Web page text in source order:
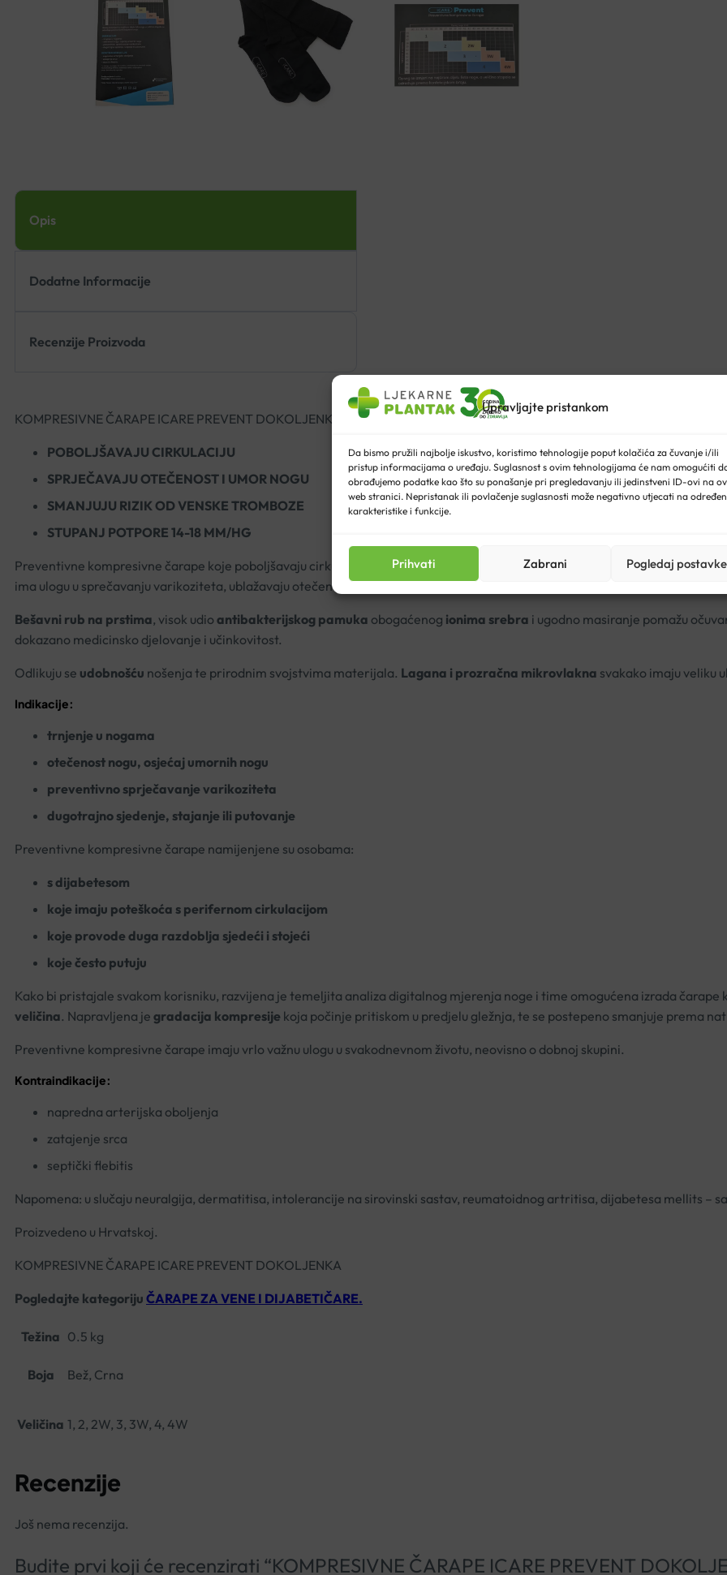
Upravljajte pristankom
Da bismo pružili najbolje iskustvo, koristimo tehnologije poput kolačića za čuvanje i/ili
pristup informacijama o uređaju. Suglasnost s ovim tehnologijama će nam omogućiti
obrađujemo podatke kao što su ponašanje pri pregledavanju ili jedinstveni ID-ovi na
web stranici. Nepristanak ili povlačenje suglasnosti može negativno utjecati na
karakteristike i funkcije.
Prihvati Zabrani Pogledaj postavke
Opis
Dodatne Informacije
Recenzije Proizvoda
KOMPRESIVNE ČARAPE ICARE PREVENT DOKOLJENKA
POBOLJŠAVAJU CIRKULACIJU
SPRJEČAVAJU OTEČENOST I UMOR NOGU
SMANJUJU RIZIK OD VENSKE TROMBOZE
STUPANJ POTPORE 14-18 MM/HG
Preventivne kompresivne čarape koje poboljšavaju cirkulaciju, smanjuju otečenost nogu te služe kao
profilaksa nakon
ima ulogu u sprečavanju varikoziteta, ublažavaju otečenosti nogu i osjećaja težine u nogama.
Bešavni rub na prstima, visok udio antibakterijskog pamuka obogaćenog ionima srebra i ugodno masiranje pomažu
dokazano medicinsko djelovanje i učinkovitost.
Odlikuju se udobnošću nošenja te prirodnim svojstvima materijala. Lagana i prozračna mikrovlakna svakako imaju veliku
Indikacije:
trnjenje u nogama
otečenost nogu, osjećaj umornih nogu
preventivno sprječavanje varikoziteta
dugotrajno sjedenje, stajanje ili putovanje
Preventivne kompresivne čarape namijenjene su osobama:
s dijabetesom
koje imaju poteškoća s perifernom cirkulacijom
koje provode duga razdoblja sjedeći i stojeći
koje često putuju
Kako bi pristajale svakom korisniku, razvijena je temeljita analiza digitalnog mjerenja noge i time omogućena izrada čarape
veličina. Napravljena je gradacija kompresije koja počinje pritiskom u predjelu gležnja, te se postepeno smanjuje prema
Preventivne kompresivne čarape imaju vrlo važnu ulogu u svakodnevnom životu, neovisno o dobnoj skupini.
Kontraindikacije:
napredna arterijska oboljenja
zatajenje srca
septički flebitis
Napomena: u slučaju neuralgija, dermatitisa, intolerancije na sirovinski sastav, reumatoidnog artritisa, dijabetesa mellits –
Proizvedeno u Hrvatskoj.
KOMPRESIVNE ČARAPE ICARE PREVENT DOKOLJENKA
Pogledajte kategoriju ČARAPE ZA VENE I DIJABETIČARE.
Težina 0.5 kg
Boja Bež, Crna
Veličina 1, 2, 2W, 3, 3W, 4, 4W
Recenzije
Još nema recenzija.
Budite prvi koji će recenzirati “KOMPRESIVNE ČARAPE ICARE PREVENT